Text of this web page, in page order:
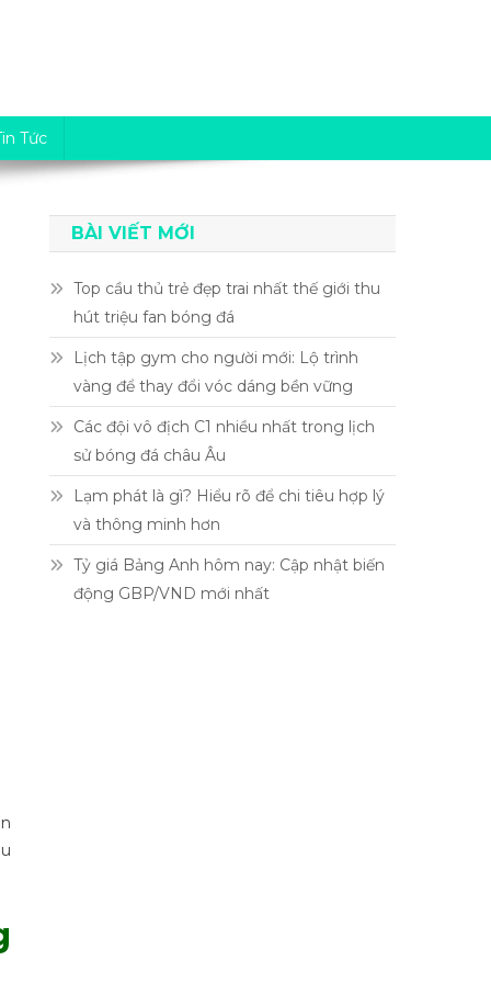
Tức
BÀI VIẾT MỚI
Top cầu thủ trẻ đẹp trai nhất thế giới thu
hút triệu fan bóng đá
Lịch tập gym cho người mới: Lộ trình
vàng để thay đổi vóc dáng bền vững
Các đội vô địch C1 nhiều nhất trong lịch
sử bóng đá châu Âu
Lạm phát là gì? Hiểu rõ để chi tiêu hợp lý
và thông minh hơn
Tỷ giá Bảng Anh hôm nay: Cập nhật biến
động GBP/VND mới nhất